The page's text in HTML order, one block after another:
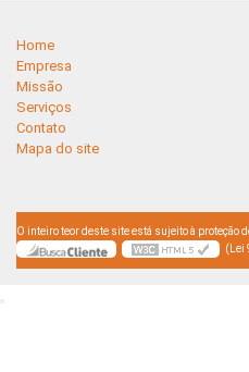
Home
Empresa
Missão
Serviços
Contato
Mapa do site
O inteiro teor deste site está sujeito à proteção
(Lei